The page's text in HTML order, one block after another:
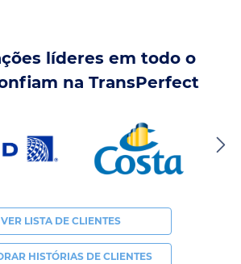
líderes em todo o
na TransPerfect
VER LISTA DE CLIENTES
HISTÓRIAS DE CLIENTES